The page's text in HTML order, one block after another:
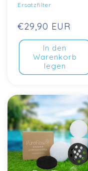
Ersatzfilter
Normaler
Preis
€29,90 EUR
In den
Warenkorb
legen